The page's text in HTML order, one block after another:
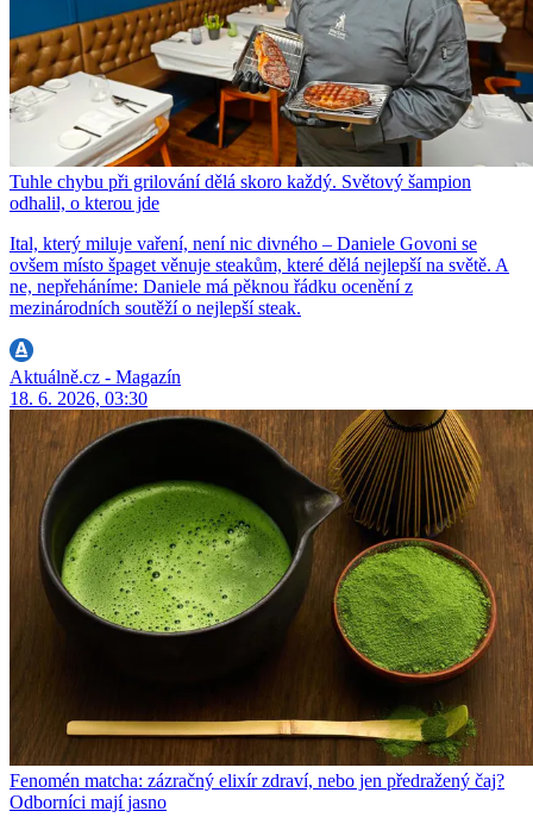
Tuhle chybu při grilování dělá skoro každý. Světový šampion
odhalil, o kterou jde
Ital, který miluje vaření, není nic divného – Daniele Govoni se
ovšem místo špaget věnuje steakům, které dělá nejlepší na světě. A
ne, nepřeháníme: Daniele má pěknou řádku ocenění z
mezinárodních soutěží o nejlepší steak.
Aktuálně.cz - Magazín
18. 6. 2026, 03:30
Fenomén matcha: zázračný elixír zdraví, nebo jen předražený čaj?
Odborníci mají jasno